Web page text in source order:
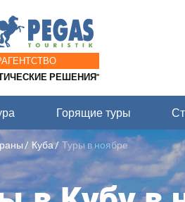
РЕШЕНИЯ"
Горящие туры
Куба Туры в ноябре